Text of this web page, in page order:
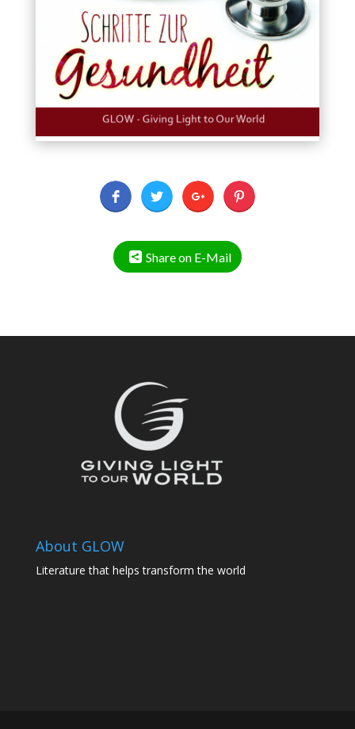
Share on E-Mail
About GLOW
Literature that helps transform the world